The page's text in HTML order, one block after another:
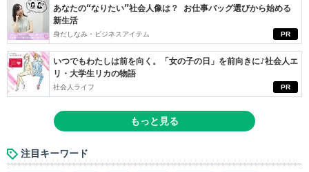
PR
あなたの“なりたい”社会人像は？ お仕事バッグ選びから始める
新生活
身だしなみ・ビジネスアイテム
PR
いつでもわたしは前を向く。「女の子の日」を前向きに♪社会人エ
リ・大学生リカの物語
社会人ライフ
もっと見る
注目キーワード